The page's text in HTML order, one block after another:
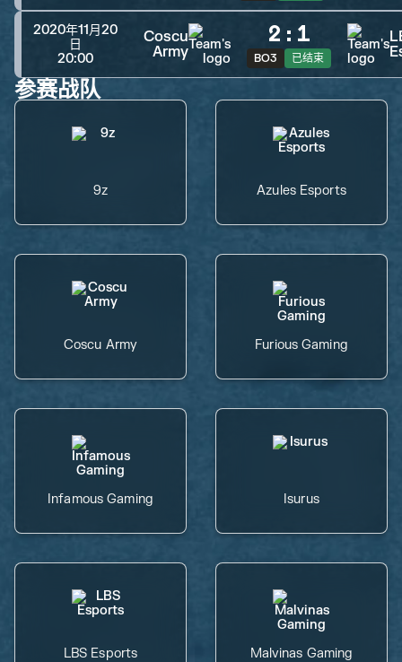
2020年11月20
日
20:00
Coscu
Army
2 : 1
BO3 已结束
参赛战队
9z Azules Esports
Coscu Army Furious Gaming
Infamous Gaming Isurus
LBS Esports Malvinas Gaming